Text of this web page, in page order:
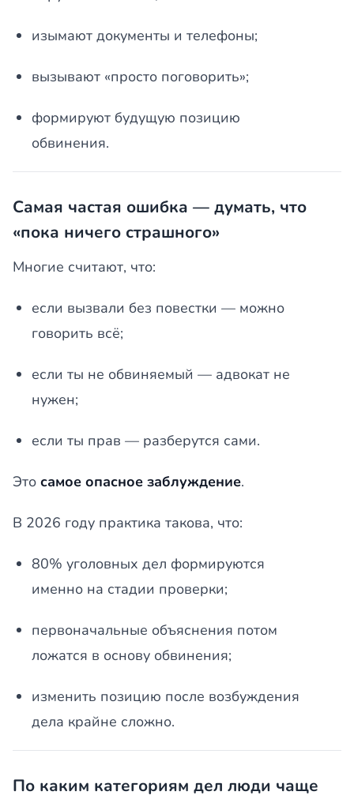
изымают документы и телефоны;
вызывают «просто поговорить»;
формируют будущую позицию
обвинения.
Самая частая ошибка — думать, что
«пока ничего страшного»
Многие считают, что:
если вызвали без повестки — можно
говорить всё;
если ты не обвиняемый — адвокат не
нужен;
если ты прав — разберутся сами.
Это самое опасное заблуждение.
В 2026 году практика такова, что:
80% уголовных дел формируются
именно на стадии проверки;
первоначальные объяснения потом
ложатся в основу обвинения;
изменить позицию после возбуждения
дела крайне сложно.
По каким категориям дел люди чаще